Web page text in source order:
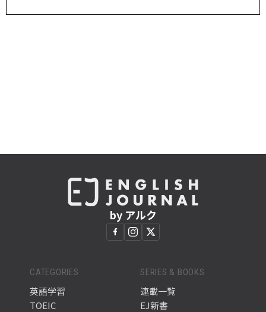
by アルク
CATEGORIES
英語学習
TOEIC
SERIES & BOOKS
連載一覧
EJ新書